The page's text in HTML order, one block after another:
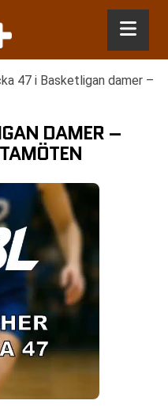
47 i Basketligan damer –
DAMER –